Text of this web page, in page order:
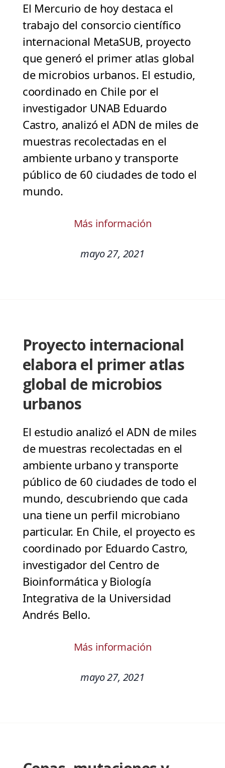
El Mercurio de hoy destaca el
trabajo del consorcio científico
internacional MetaSUB, proyecto
que generó el primer atlas global
de microbios urbanos. El estudio,
coordinado en Chile por el
investigador UNAB Eduardo
Castro, analizó el ADN de miles de
muestras recolectadas en el
ambiente urbano y transporte
público de 60 ciudades de todo el
mundo.
Más información
mayo 27, 2021
Proyecto internacional
elabora el primer atlas
global de microbios
urbanos
El estudio analizó el ADN de miles
de muestras recolectadas en el
ambiente urbano y transporte
público de 60 ciudades de todo el
mundo, descubriendo que cada
una tiene un perfil microbiano
particular. En Chile, el proyecto es
coordinado por Eduardo Castro,
investigador del Centro de
Bioinformática y Biología
Integrativa de la Universidad
Andrés Bello.
Más información
mayo 27, 2021